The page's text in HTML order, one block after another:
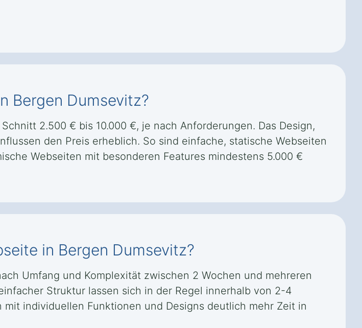
Bergen Dumsevitz?
2.500 € bis 10.000 €, je nach Anforderungen. Das Design,
den Preis erheblich. So sind einfache, statische Webseiten
Webseiten mit besonderen Features mindestens 5.000 €
in Bergen Dumsevitz?
Umfang und Komplexität zwischen 2 Wochen und mehreren
Struktur lassen sich in der Regel innerhalb von 2-4
individuellen Funktionen und Designs deutlich mehr Zeit in